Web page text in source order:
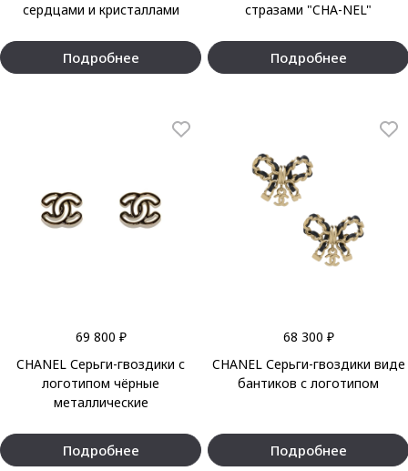
сердцами и кристаллами
Подробнее
стразами "CHA-NEL"
Подробнее
69 800 ₽
CHANEL Серьги-гвоздики с
логотипом чёрные
металлические
Подробнее
68 300 ₽
CHANEL Серьги-гвоздики виде
бантиков с логотипом
Подробнее